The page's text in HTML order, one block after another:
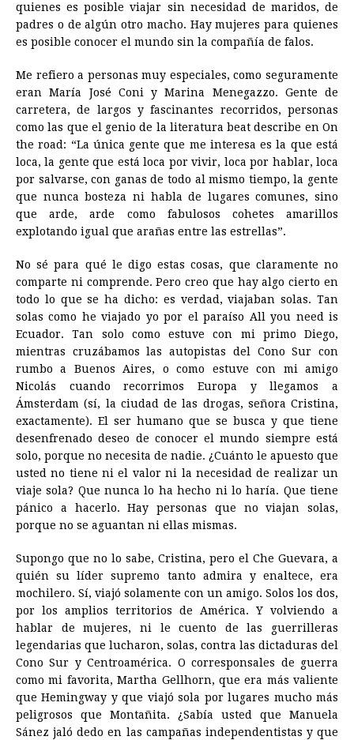
quienes es posible viajar sin necesidad de maridos, de
padres o de algún otro macho. Hay mujeres para quienes
es posible conocer el mundo sin la compañía de falos.
Me refiero a personas muy especiales, como seguramente
eran María José Coni y Marina Menegazzo. Gente de
carretera, de largos y fascinantes recorridos, personas
como las que el genio de la literatura beat describe en On
the road: “La única gente que me interesa es la que está
loca, la gente que está loca por vivir, loca por hablar, loca
por salvarse, con ganas de todo al mismo tiempo, la gente
que nunca bosteza ni habla de lugares comunes, sino
que arde, arde como fabulosos cohetes amarillos
explotando igual que arañas entre las estrellas”.
No sé para qué le digo estas cosas, que claramente no
comparte ni comprende. Pero creo que hay algo cierto en
todo lo que se ha dicho: es verdad, viajaban solas. Tan
solas como he viajado yo por el paraíso All you need is
Ecuador. Tan solo como estuve con mi primo Diego,
mientras cruzábamos las autopistas del Cono Sur con
rumbo a Buenos Aires, o como estuve con mi amigo
Nicolás cuando recorrimos Europa y llegamos a
Ámsterdam (sí, la ciudad de las drogas, señora Cristina,
exactamente). El ser humano que se busca y que tiene
desenfrenado deseo de conocer el mundo siempre está
solo, porque no necesita de nadie. ¿Cuánto le apuesto que
usted no tiene ni el valor ni la necesidad de realizar un
viaje sola? Que nunca lo ha hecho ni lo haría. Que tiene
pánico a hacerlo. Hay personas que no viajan solas,
porque no se aguantan ni ellas mismas.
Supongo que no lo sabe, Cristina, pero el Che Guevara, a
quién su líder supremo tanto admira y enaltece, era
mochilero. Sí, viajó solamente con un amigo. Solos los dos,
por los amplios territorios de América. Y volviendo a
hablar de mujeres, ni le cuento de las guerrilleras
legendarias que lucharon, solas, contra las dictaduras del
Cono Sur y Centroamérica. O corresponsales de guerra
como mi favorita, Martha Gellhorn, que era más valiente
que Hemingway y que viajó sola por lugares mucho más
peligrosos que Montañita. ¿Sabía usted que Manuela
Sánez jaló dedo en las campañas independentistas y que